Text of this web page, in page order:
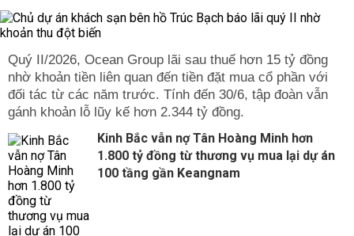
Quý II/2026, Ocean Group lãi sau thuế hơn 15 tỷ đồng
nhờ khoản tiền liên quan đến tiền đặt mua cổ phần với
đối tác từ các năm trước. Tính đến 30/6, tập đoàn vẫn
gánh khoản lỗ lũy kế hơn 2.344 tỷ đồng.
Kinh Bắc vẫn nợ Tân Hoàng Minh hơn
1.800 tỷ đồng từ thương vụ mua lại dự án
100 tầng gần Keangnam